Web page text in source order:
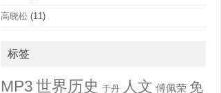
高晓松 (11)
标签
MP3 世界历史 于丹 人文 傅佩荣 免